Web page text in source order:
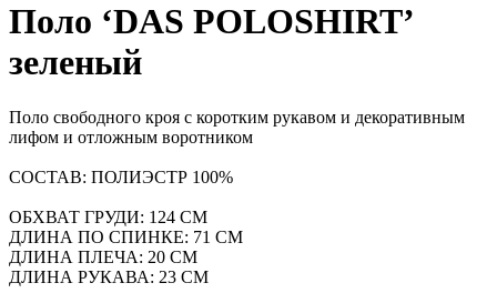
Поло ‘DAS POLOSHIRT’
зеленый
Поло свободного кроя с коротким рукавом и декоративным
лифом и отложным воротником
СОСТАВ: ПОЛИЭСТР 100%
ОБХВАТ ГРУДИ: 124 СМ
ДЛИНА ПО СПИНКЕ: 71 СМ
ДЛИНА ПЛЕЧА: 20 СМ
ДЛИНА РУКАВА: 23 СМ